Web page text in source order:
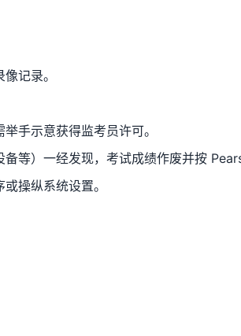
记录。
手示意获得监考员许可。
等）一经发现，考试成绩作废并按
操纵系统设置。